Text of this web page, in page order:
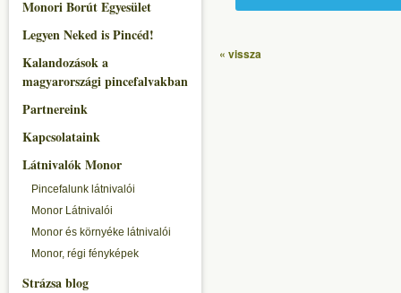
Monori Borút Egyesület
Legyen Neked is Pincéd!
Kalandozások a
magyarországi pincefalvakban
Partnereink
Kapcsolataink
Látnivalók Monor
Pincefalunk látnivalói
Monor Látnivalói
Monor és környéke látnivalói
Monor, régi fényképek
Strázsa blog
« vissza